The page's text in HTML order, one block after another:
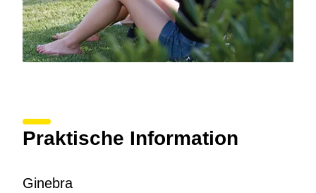
Praktische Information
Ginebra